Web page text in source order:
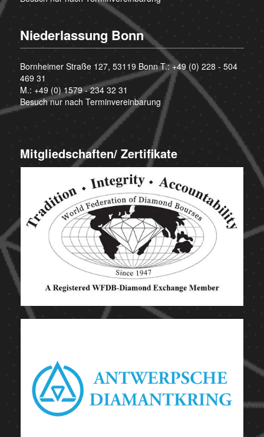
Niederlassung Bonn
Bornheimer Straße 127, 53119 Bonn T.:+49 (0) 228 - 504
469 31
M.: +49 (0) 1579 - 234 32 31
Besuch nur nach Terminvereinbarung
Mitgliedschaften/ Zertifikate